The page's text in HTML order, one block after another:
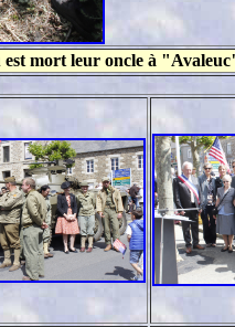
mort leur oncle à